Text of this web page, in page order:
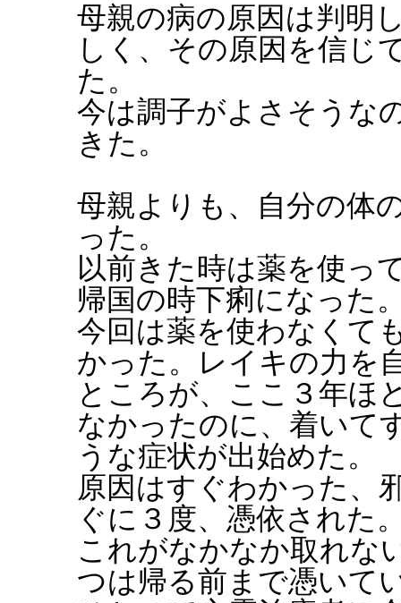
母親の病の原因は判明
しく、その原因を信じ
た。
今は調子がよさそうな
きた。
母親よりも、自分の体
った。
以前きた時は薬を使っ
帰国の時下痢になった
今回は薬を使わなくて
かった。レイキの力を
ところが、ここ３年ほ
なかったのに、着いて
うな症状が出始めた。
原因はすぐわかった、
ぐに３度、憑依された
これがなかなか取れな
つは帰る前まで憑いて